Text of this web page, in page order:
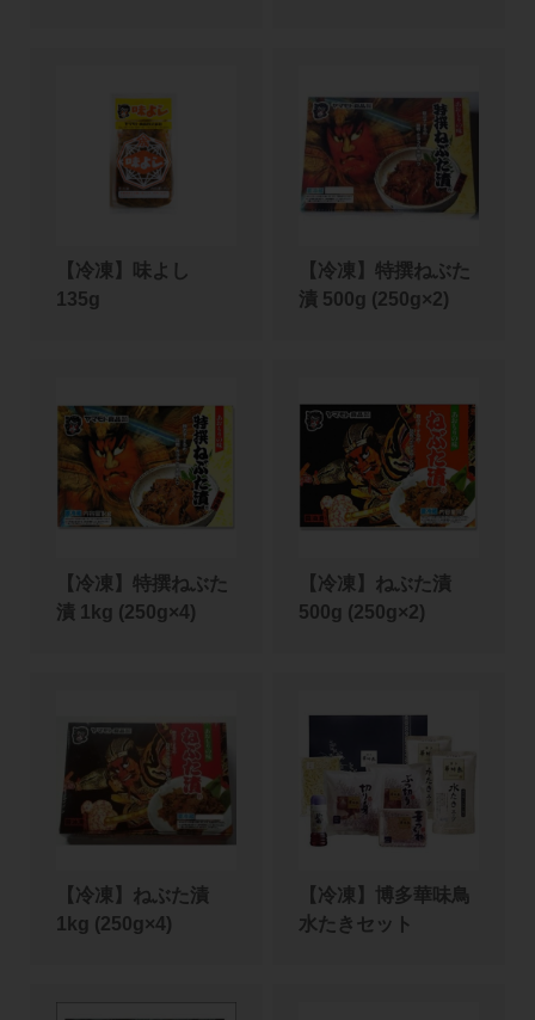
【冷凍】味よし
135g
【冷凍】特撰ねぶた
漬 500g (250g×2)
【冷凍】特撰ねぶた
漬 1kg (250g×4)
【冷凍】ねぶた漬
500g (250g×2)
【冷凍】ねぶた漬
1kg (250g×4)
【冷凍】博多華味鳥
水たきセット